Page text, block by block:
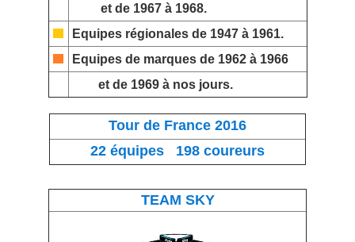
et de 1967 à 1968.
Equipes régionalesde 1947 à 1961.
Equipes de marquesde 1962 à 1966
et de 1969 à nos jours.
Tour de France 2016
22 équipes 198 coureurs
TEAM SKY